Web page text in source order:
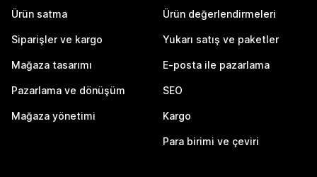
Ürün satma
Siparişler ve kargo
Mağaza tasarımı
Pazarlama ve dönüşüm
Mağaza yönetimi
Ürün değerlendirmeleri
Yukarı satış ve paketler
E-posta ile pazarlama
SEO
Kargo
Para birimi ve çeviri